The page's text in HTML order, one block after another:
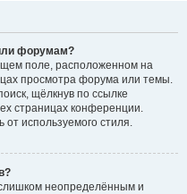
форумам?
поле, расположенном на
просмотра форума или темы.
щёлкнув по ссылке
страницах конференции.
от используемого стиля.
неопределённым и